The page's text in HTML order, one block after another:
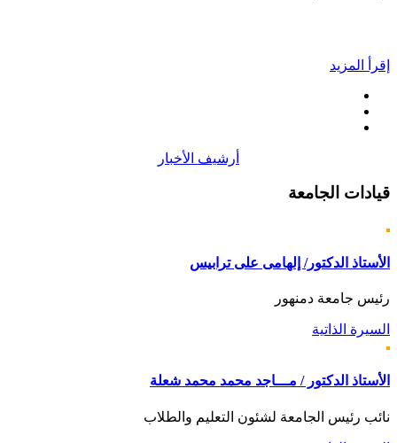
إقرأ المزيد
أرشيف الأخبار
قيادات الجامعة
الأستاذ الدكتور/ إلهامى على ترابيس
رئيس جامعة دمنهور
السيرة الذاتية
الأستاذ الدكتور / مـــاجد محمد محمد شعلة
نائب رئيس الجامعة لشئون التعليم والطلاب